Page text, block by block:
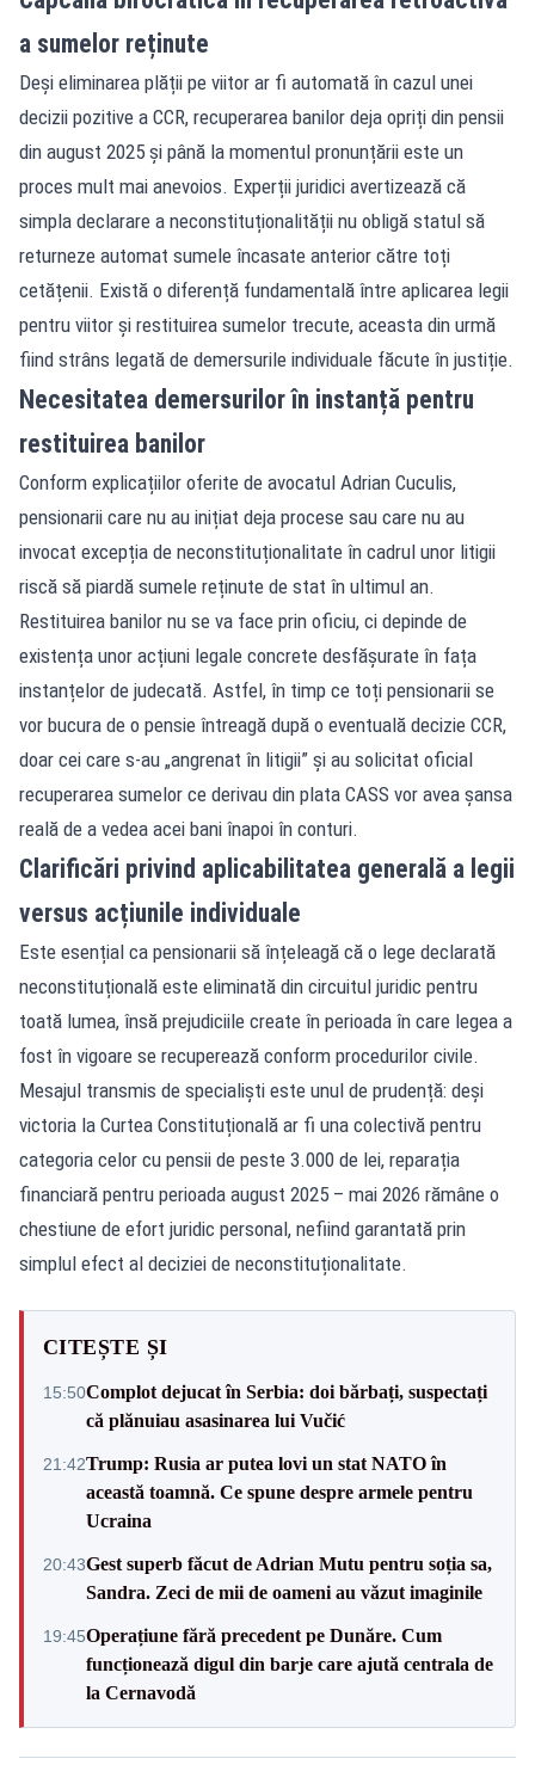
a sumelor reținute
Deși eliminarea plății pe viitor ar fi automată în cazul unei
decizii pozitive a CCR, recuperarea banilor deja opriți din pensii
din august 2025 și până la momentul pronunțării este un
proces mult mai anevoios. Experții juridici avertizează că
simpla declarare a neconstituționalității nu obligă statul să
returneze automat sumele încasate anterior către toți
cetățenii. Există o diferență fundamentală între aplicarea legii
pentru viitor și restituirea sumelor trecute, aceasta din urmă
fiind strâns legată de demersurile individuale făcute în justiție.
Necesitatea demersurilor în instanță pentru
restituirea banilor
Conform explicațiilor oferite de avocatul Adrian Cuculis,
pensionarii care nu au inițiat deja procese sau care nu au
invocat excepția de neconstituționalitate în cadrul unor litigii
riscă să piardă sumele reținute de stat în ultimul an.
Restituirea banilor nu se va face prin oficiu, ci depinde de
existența unor acțiuni legale concrete desfășurate în fața
instanțelor de judecată. Astfel, în timp ce toți pensionarii se
vor bucura de o pensie întreagă după o eventuală decizie CCR,
doar cei care s-au „angrenat în litigii” și au solicitat oficial
recuperarea sumelor ce derivau din plata CASS vor avea șansa
reală de a vedea acei bani înapoi în conturi.
Clarificări privind aplicabilitatea generală a legii
versus acțiunile individuale
Este esențial ca pensionarii să înțeleagă că o lege declarată
neconstituțională este eliminată din circuitul juridic pentru
toată lumea, însă prejudiciile create în perioada în care legea a
fost în vigoare se recuperează conform procedurilor civile.
Mesajul transmis de specialiști este unul de prudență: deși
victoria la Curtea Constituțională ar fi una colectivă pentru
categoria celor cu pensii de peste 3.000 de lei, reparația
financiară pentru perioada august 2025 – mai 2026 rămâne o
chestiune de efort juridic personal, nefiind garantată prin
simplul efect al deciziei de neconstituționalitate.
CITEȘTE ȘI
15:50Complot dejucat în Serbia: doi bărbați, suspectați
că plănuiau asasinarea lui Vučić
21:42Trump: Rusia ar putea lovi un stat NATO în
această toamnă. Ce spune despre armele pentru
Ucraina
20:43Gest superb făcut de Adrian Mutu pentru soția sa,
Sandra. Zeci de mii de oameni au văzut imaginile
19:45Operațiune fără precedent pe Dunăre. Cum
funcționează digul din barje care ajută centrala de
la Cernavodă